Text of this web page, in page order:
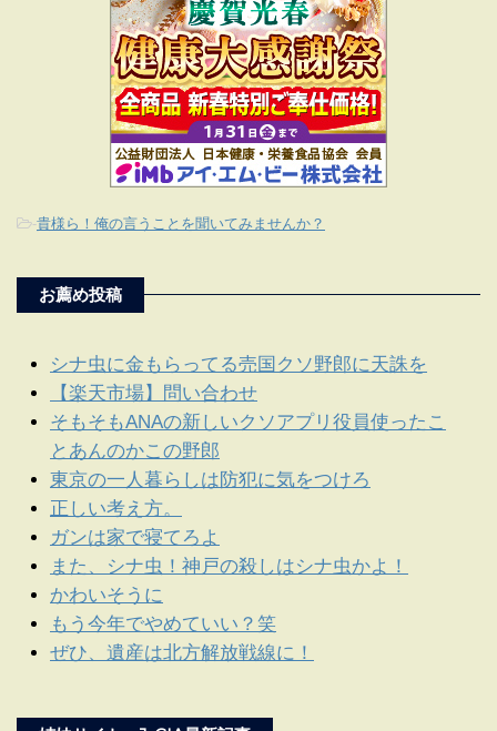
-貴様ら！俺の言うことを聞いてみませんか？
お薦め投稿
シナ虫に金もらってる売国クソ野郎に天誅を
【楽天市場】問い合わせ
そもそもANAの新しいクソアプリ役員使ったこ
とあんのかこの野郎
東京の一人暮らしは防犯に気をつけろ
正しい考え方。
ガンは家で寝てろよ
また、シナ虫！神戸の殺しはシナ虫かよ！
かわいそうに
もう今年でやめていい？笑
ぜひ、遺産は北方解放戦線に！